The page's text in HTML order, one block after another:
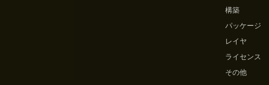
構築
パッケージ
レイヤ
ライセンス
その他